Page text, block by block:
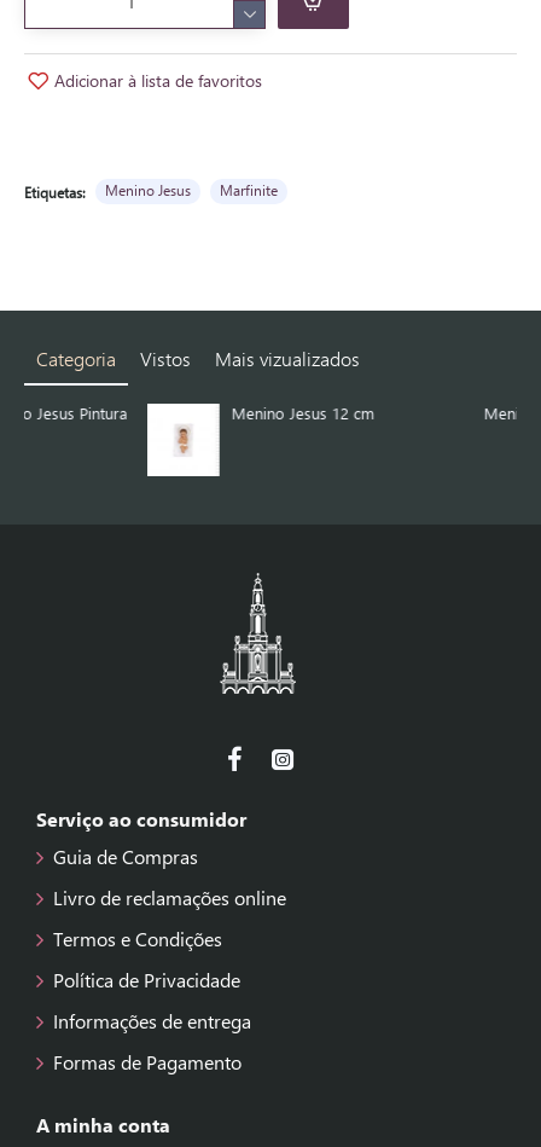
Adicionar à lista de favoritos
Etiquetas: Menino Jesus Marfinite
Categoria Vistos Mais vizualizados
Menino Jesus 12 cm Menino Jesus 12 cm
Serviço ao consumidor
Guia de Compras
Livro de reclamações online
Termos e Condições
Política de Privacidade
Informações de entrega
Formas de Pagamento
A minha conta